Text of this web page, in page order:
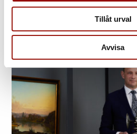
Tillåt urval
Avvisa